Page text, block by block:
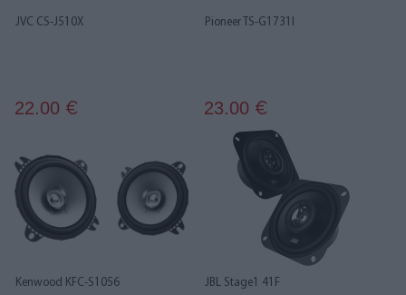
JVC CS-J510X
22.00 €
Pioneer TS-G1731I
23.00 €
Kenwood KFC-S1056 JBL Stage1 41F